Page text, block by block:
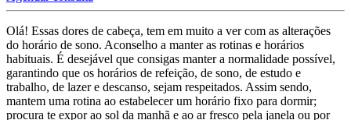
Olá! Essas dores de cabeça, tem em muito a ver com as alterações
do horário de sono. Aconselho a manter as rotinas e horários
habituais. É desejável que consigas manter a normalidade possível,
garantindo que os horários de refeição, de sono, de estudo e
trabalho, de lazer e descanso, sejam respeitados. Assim sendo,
mantem uma rotina ao estabelecer um horário fixo para dormir;
procura te expor ao sol da manhã e ao ar fresco pela janela ou por